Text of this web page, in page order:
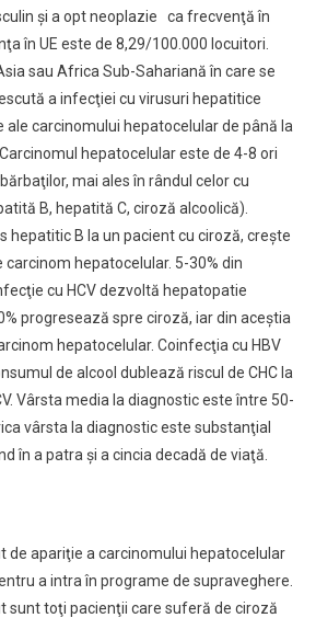
şi a opt neoplazie ca frecvenţă în
în UE este de 8,29/100.000 locuitori.
sau Africa Sub-Sahariană în care se
a infecţiei cu virusuri hepatitice
carcinomului hepatocelular de până la
hepatocelular este de 4-8 ori
mai ales în rândul celor cu
B, hepatită C, ciroză alcoolică).
hepatitic B la un pacient cu ciroză, creşte
carcinom hepatocelular. 5-30% din
cu HCV dezvoltă hepatopatie
progresează spre ciroză, iar din aceştia
hepatocelular. Coinfecţia cu HBV
de alcool dublează riscul de CHC la
Vârsta media la diagnostic este între 50-
vârsta la diagnostic este substanţial
în a patra şi a cincia decadă de viaţă.
de apariţie a carcinomului hepatocelular
a intra în programe de supraveghere.
sunt toţi pacienţii care suferă de ciroză